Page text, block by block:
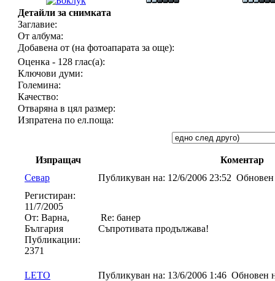
Детайли за снимката
Заглавие:
От албума:
Добавена от (на фотоапарата за още):
Оценка - 128 глас(а):
Ключови думи:
Големина:
Качество:
Отваряна в цял размер:
Изпратена по ел.поща:
Изпращач
Коментар
Севар
Публикуван на: 12/6/2006 23:52 Обновен
Регистиран:
11/7/2005
От: Варна,
България
Публикации:
2371
Re: банер
Съпротивата продължава!
LETO Публикуван на: 13/6/2006 1:46 Обновен